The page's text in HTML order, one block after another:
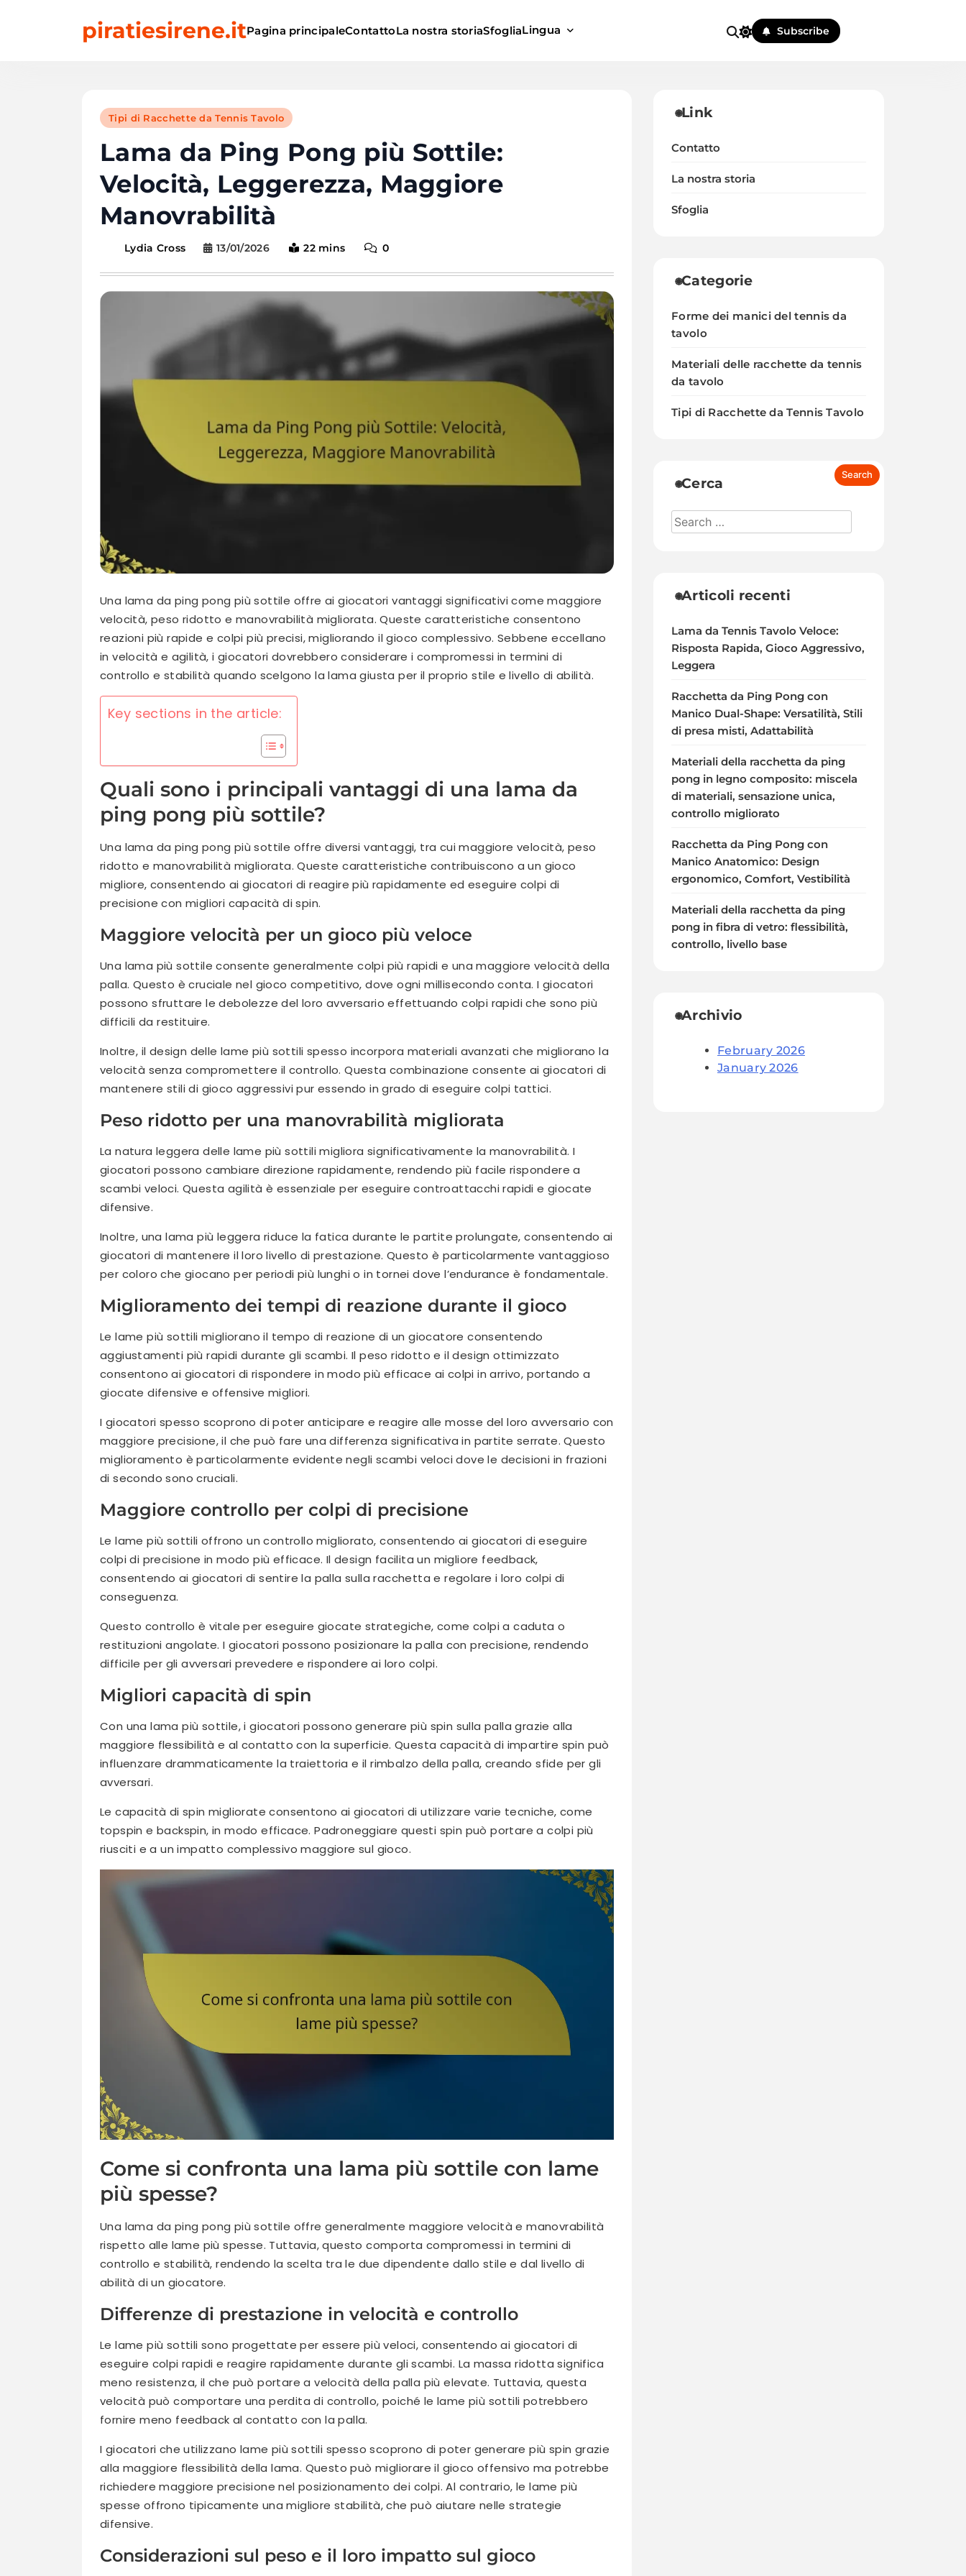
piratiesirene.itPagina principaleContattoLa nostra storiaSfogliaLingua Subscribe
Tipi di Racchette da Tennis Tavolo
Lama da Ping Pong più Sottile:
Velocità, Leggerezza, Maggiore
Manovrabilità
Lydia Cross 13/01/2026 22 mins 0
Una lama da ping pong più sottile offre ai giocatori vantaggi significativi come maggiore
velocità, peso ridotto e manovrabilità migliorata. Queste caratteristiche consentono
reazioni più rapide e colpi più precisi, migliorando il gioco complessivo. Sebbene eccellano
in velocità e agilità, i giocatori dovrebbero considerare i compromessi in termini di
controllo e stabilità quando scelgono la lama giusta per il proprio stile e livello di abilità.
Key sections in the article:
Quali sono i principali vantaggi di una lama da
ping pong più sottile?
Una lama da ping pong più sottile offre diversi vantaggi, tra cui maggiore velocità, peso
ridotto e manovrabilità migliorata. Queste caratteristiche contribuiscono a un gioco
migliore, consentendo ai giocatori di reagire più rapidamente ed eseguire colpi di
precisione con migliori capacità di spin.
Maggiore velocità per un gioco più veloce
Una lama più sottile consente generalmente colpi più rapidi e una maggiore velocità della
palla. Questo è cruciale nel gioco competitivo, dove ogni millisecondo conta. I giocatori
possono sfruttare le debolezze del loro avversario effettuando colpi rapidi che sono più
difficili da restituire.
Inoltre, il design delle lame più sottili spesso incorpora materiali avanzati che migliorano la
velocità senza compromettere il controllo. Questa combinazione consente ai giocatori di
mantenere stili di gioco aggressivi pur essendo in grado di eseguire colpi tattici.
Peso ridotto per una manovrabilità migliorata
La natura leggera delle lame più sottili migliora significativamente la manovrabilità. I
giocatori possono cambiare direzione rapidamente, rendendo più facile rispondere a
scambi veloci. Questa agilità è essenziale per eseguire controattacchi rapidi e giocate
difensive.
Inoltre, una lama più leggera riduce la fatica durante le partite prolungate, consentendo ai
giocatori di mantenere il loro livello di prestazione. Questo è particolarmente vantaggioso
per coloro che giocano per periodi più lunghi o in tornei dove l’endurance è fondamentale.
Miglioramento dei tempi di reazione durante il gioco
Le lame più sottili migliorano il tempo di reazione di un giocatore consentendo
aggiustamenti più rapidi durante gli scambi. Il peso ridotto e il design ottimizzato
consentono ai giocatori di rispondere in modo più efficace ai colpi in arrivo, portando a
giocate difensive e offensive migliori.
I giocatori spesso scoprono di poter anticipare e reagire alle mosse del loro avversario con
maggiore precisione, il che può fare una differenza significativa in partite serrate. Questo
miglioramento è particolarmente evidente negli scambi veloci dove le decisioni in frazioni
di secondo sono cruciali.
Maggiore controllo per colpi di precisione
Le lame più sottili offrono un controllo migliorato, consentendo ai giocatori di eseguire
colpi di precisione in modo più efficace. Il design facilita un migliore feedback,
consentendo ai giocatori di sentire la palla sulla racchetta e regolare i loro colpi di
conseguenza.
Questo controllo è vitale per eseguire giocate strategiche, come colpi a caduta o
restituzioni angolate. I giocatori possono posizionare la palla con precisione, rendendo
difficile per gli avversari prevedere e rispondere ai loro colpi.
Migliori capacità di spin
Con una lama più sottile, i giocatori possono generare più spin sulla palla grazie alla
maggiore flessibilità e al contatto con la superficie. Questa capacità di impartire spin può
influenzare drammaticamente la traiettoria e il rimbalzo della palla, creando sfide per gli
avversari.
Le capacità di spin migliorate consentono ai giocatori di utilizzare varie tecniche, come
topspin e backspin, in modo efficace. Padroneggiare questi spin può portare a colpi più
riusciti e a un impatto complessivo maggiore sul gioco.
Come si confronta una lama più sottile con lame
più spesse?
Una lama da ping pong più sottile offre generalmente maggiore velocità e manovrabilità
rispetto alle lame più spesse. Tuttavia, questo comporta compromessi in termini di
controllo e stabilità, rendendo la scelta tra le due dipendente dallo stile e dal livello di
abilità di un giocatore.
Differenze di prestazione in velocità e controllo
Le lame più sottili sono progettate per essere più veloci, consentendo ai giocatori di
eseguire colpi rapidi e reagire rapidamente durante gli scambi. La massa ridotta significa
meno resistenza, il che può portare a velocità della palla più elevate. Tuttavia, questa
velocità può comportare una perdita di controllo, poiché le lame più sottili potrebbero
fornire meno feedback al contatto con la palla.
I giocatori che utilizzano lame più sottili spesso scoprono di poter generare più spin grazie
alla maggiore flessibilità della lama. Questo può migliorare il gioco offensivo ma potrebbe
richiedere maggiore precisione nel posizionamento dei colpi. Al contrario, le lame più
spesse offrono tipicamente una migliore stabilità, che può aiutare nelle strategie
difensive.
Considerazioni sul peso e il loro impatto sul gioco
Link
Contatto
La nostra storia
Sfoglia
Categorie
Forme dei manici del tennis da
tavolo
Materiali delle racchette da tennis
da tavolo
Tipi di Racchette da Tennis Tavolo
Cerca
Articoli recenti
Lama da Tennis Tavolo Veloce:
Risposta Rapida, Gioco Aggressivo,
Leggera
Racchetta da Ping Pong con
Manico Dual-Shape: Versatilità, Stili
di presa misti, Adattabilità
Materiali della racchetta da ping
pong in legno composito: miscela
di materiali, sensazione unica,
controllo migliorato
Racchetta da Ping Pong con
Manico Anatomico: Design
ergonomico, Comfort, Vestibilità
Materiali della racchetta da ping
pong in fibra di vetro: flessibilità,
controllo, livello base
Archivio
February 2026
January 2026